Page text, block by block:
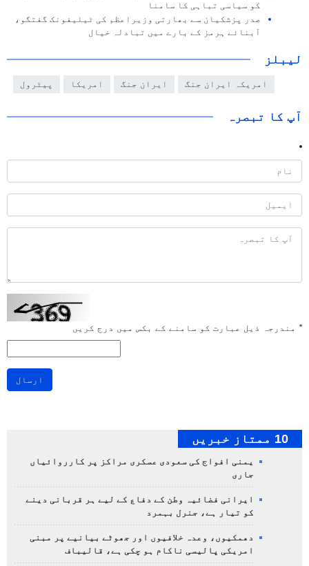
کو سیاسی تباہی کا سامنا
صدر پزشکیان سے بھارتی وزیراعظم کی ٹیلیفونک گفتگو،
آبنائے ہرمز کے بارے میں تبادلہ خیال
لیبلز
امریکہ ایران جنگ ایران جنگ امریکا پیٹرول
آپ کا تبصرہ
* مندرجہ ذیل عبارت کو سامنے کے بکس میں درج کریں
ارسال
10 ممتاز خبریں
یمنی افواج کی سعودی عسکری مراکز پر کارروائیاں
جاری
ایرانی فضائیہ وطن کے دفاع کے لیے ہر قربانی دینے
کو تیار ہے، جنرل بہمرد
دھمکیوں، وعدہ خلافیوں اور جھوٹے بیانیے پر مبنی
امریکی پالیسی ناکام ہو چکی ہے، قالیباف